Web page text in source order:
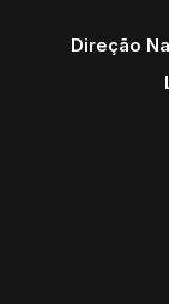
Direção